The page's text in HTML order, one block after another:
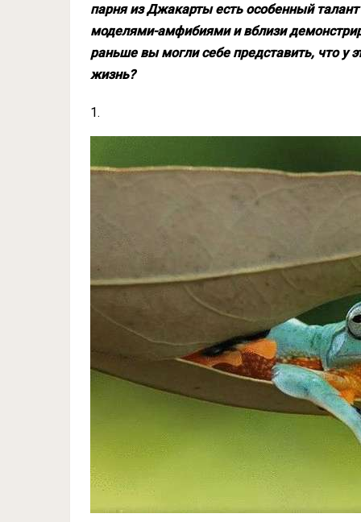
парня из Джакарты есть особенный
моделями-амфибиями и вблизи
раньше вы могли себе представить, что у
жизнь?
1.